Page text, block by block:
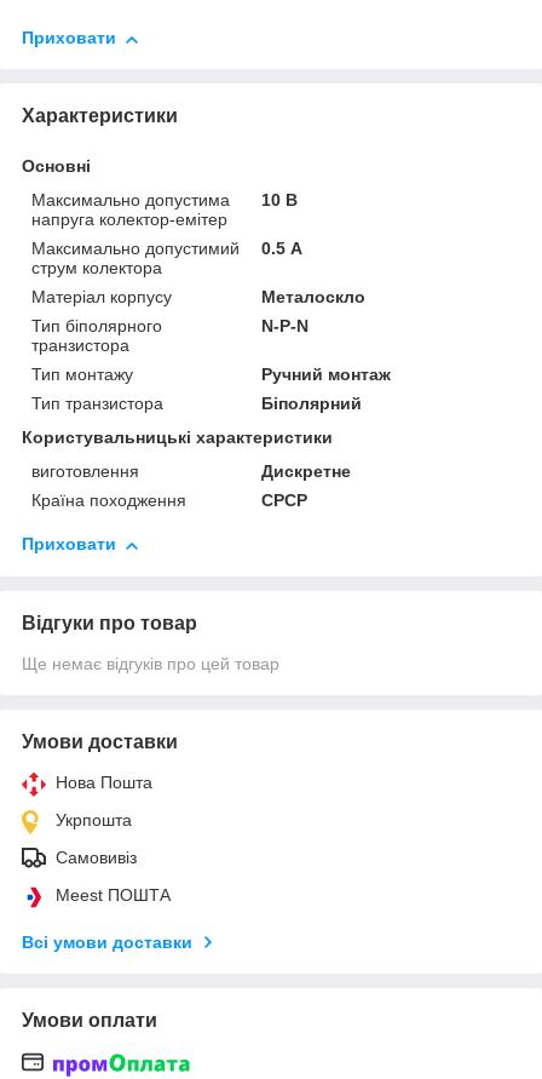
Приховати
Характеристики
Основні
Максимально допустима
напруга колектор-емітер
10 В
Максимально допустимий
струм колектора
0.5 А
Матеріал корпусу
Металоскло
Тип біполярного
транзистора
N-P-N
Тип монтажу
Ручний монтаж
Тип транзистора
Біполярний
Користувальницькі характеристики
виготовлення
Дискретне
Країна походження
СРСР
Приховати
Відгуки про товар
Ще немає відгуків про цей товар
Умови доставки
Нова Пошта
Укрпошта
Самовивіз
Meest ПОШТА
Всі умови доставки
Умови оплати